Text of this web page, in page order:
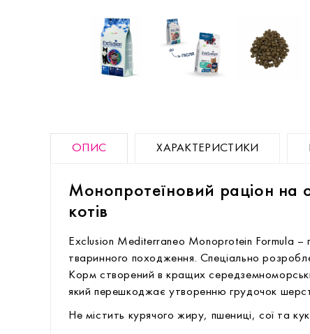
ОПИС ХАРАКТЕРИСТИКИ
Монопротеїновий раціон на
котів
Exclusion Mediterraneo Monoprotein Formula –
тваринного походження. Спеціально
Корм створений в кращих
який перешкоджає утворенню грудочок
Не містить курячого жиру, пшениці, сої та